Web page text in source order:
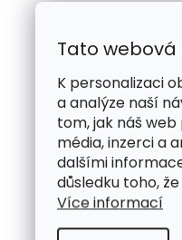
Tato
K personalizaci
a analýze naší
tom, jak náš
média, inzerci a
dalšími
důsledku toho,
Více informací